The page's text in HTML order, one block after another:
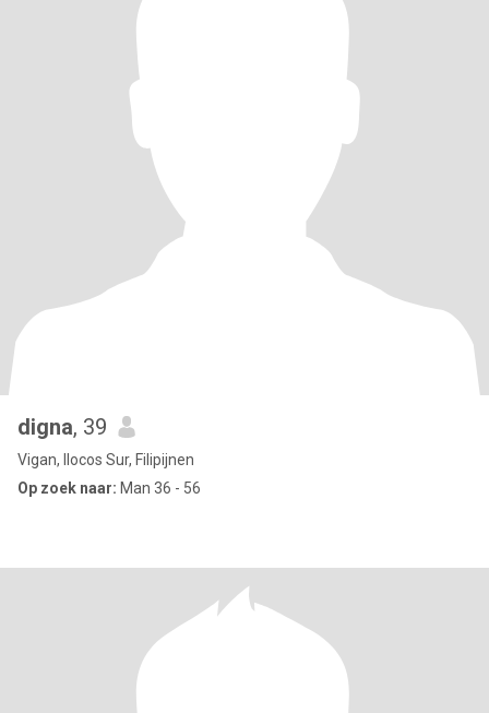
digna, 39
Vigan, Ilocos Sur, Filipijnen
Op zoek naar: Man 36 - 56